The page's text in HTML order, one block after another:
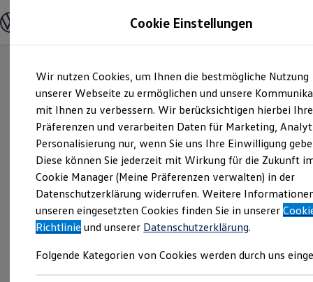
Hauptinhalt
springen
Footer
springen
Modelle und Konfigurator
Modelle vergleichen
Elektroautos
ENERGY Sondermodelle
Nutzfahrzeuge
SUV und CUV
Familienautos
Kombis
Kompaktwagen
Sportwagen
Schnell verfügbare Fahrzeuge
Angebote und Produkte
Aktuelle Angebote
E-Auto-Förderung
Volkswagen Marktplatz
Junge Gebrauchtwagen und Gebrauchtwagen
Cookie Einstellungen
Wir nutzen Cookies, um Ihnen die bestmögliche Nutzung
unserer Webseite zu ermöglichen und unsere
mit Ihnen zu verbessern. Wir berücksichtigen hierbei Ihre
Präferenzen und verarbeiten Daten für Marketing,
Personalisierung nur, wenn Sie uns Ihre Einwilligung
Diese können Sie jederzeit mit Wirkung für die Zukunft
Cookie Manager (Meine Präferenzen verwalten) in der
Datenschutzerklärung widerrufen. Weitere
unseren eingesetzten Cookies finden Sie in unserer
Richtlinie und unserer Datenschutzerklärung.
Folgende Kategorien von Cookies werden durch uns